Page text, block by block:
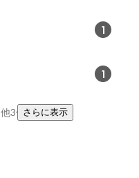
1
1
他3件さらに表示